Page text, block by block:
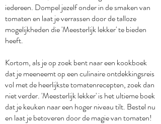
iedereen. Dompel jezelf onder in de smaken van
tomaten en laat je verrassen door de talloze
mogelijkheden die 'Meesterlijk lekker' te bieden
heeft.
Kortom, als je op zoek bent naar een kookboek
dat je meeneemt op een culinaire ontdekkingsreis
vol met de heerlijkste tomatenrecepten, zoek dan
niet verder. 'Meesterlijk lekker' is het ultieme boek
dat je keuken naar een hoger niveau tilt. Bestel nu
en laat je betoveren door de magie van tomaten!